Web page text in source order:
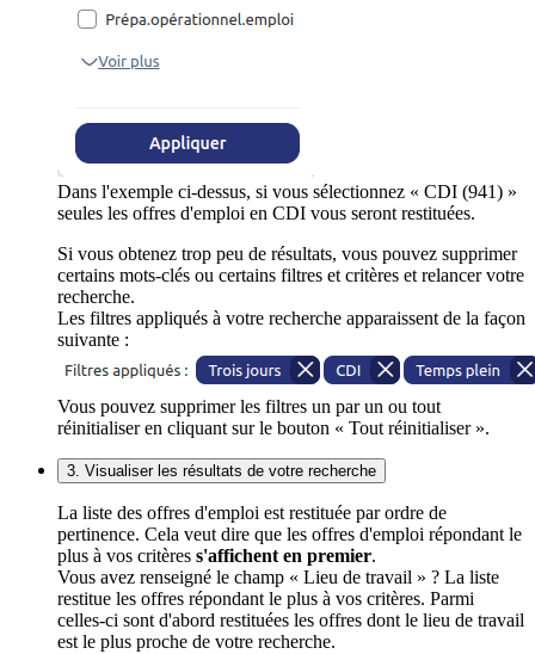
Dans l'exemple ci-dessus, si vous sélectionnez « CDI (941) »
seules les offres d'emploi en CDI vous seront restituées.
Si vous obtenez trop peu de résultats, vous pouvez supprimer
certains mots-clés ou certains filtres et critères et relancer votre
recherche.
Les filtres appliqués à votre recherche apparaissent de la façon
suivante :
Vous pouvez supprimer les filtres un par un ou tout
réinitialiser en cliquant sur le bouton « Tout réinitialiser ».
3. Visualiser les résultats de votre recherche
La liste des offres d'emploi est restituée par ordre de
pertinence. Cela veut dire que les offres d'emploi répondant le
plus à vos critères s'affichent en premier.
Vous avez renseigné le champ « Lieu de travail » ? La liste
restitue les offres répondant le plus à vos critères. Parmi
celles-ci sont d'abord restituées les offres dont le lieu de travail
est le plus proche de votre recherche.